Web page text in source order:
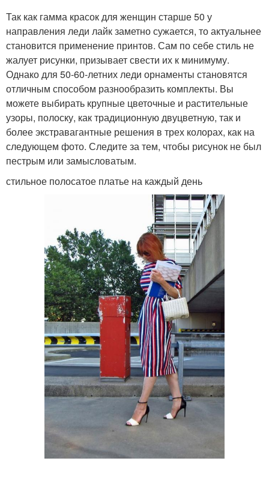
Так как гамма красок для женщин старше 50 у
направления леди лайк заметно сужается, то актуальнее
становится применение принтов. Сам по себе стиль не
жалует рисунки, призывает свести их к минимуму.
Однако для 50-60-летних леди орнаменты становятся
отличным способом разнообразить комплекты. Вы
можете выбирать крупные цветочные и растительные
узоры, полоску, как традиционную двуцветную, так и
более экстравагантные решения в трех колорах, как на
следующем фото. Следите за тем, чтобы рисунок не был
пестрым или замысловатым.
стильное полосатое платье на каждый день